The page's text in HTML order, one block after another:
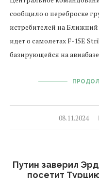
сообщило о переброске
истребителей на
идет о самолетах F-15E
базирующейся на
08.11.2024
Путин заверил
посетит